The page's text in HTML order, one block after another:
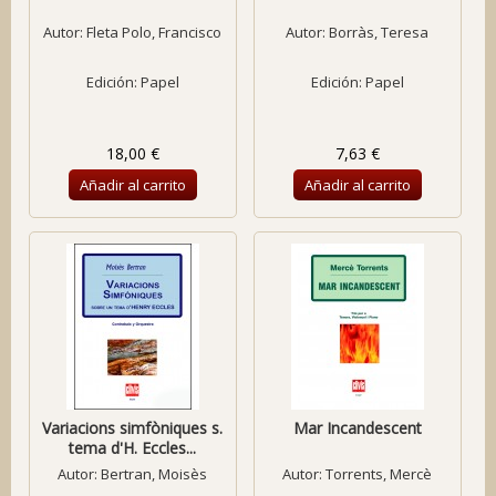
Autor:Fleta Polo, Francisco
Edición: Papel
18,00 €
Añadir al carrito
Autor:Borràs, Teresa
Edición: Papel
7,63 €
Añadir al carrito
Variacions simfòniques s.
tema d'H. Eccles...
Autor:Bertran, Moisès
Mar Incandescent
Autor:Torrents, Mercè